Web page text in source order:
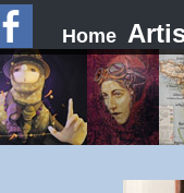
Home